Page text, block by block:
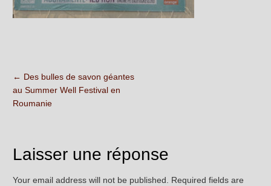
← Des bulles de savon géantes
au Summer Well Festival en
Roumanie
Laisser une réponse
Your email address will not be published. Required fields are